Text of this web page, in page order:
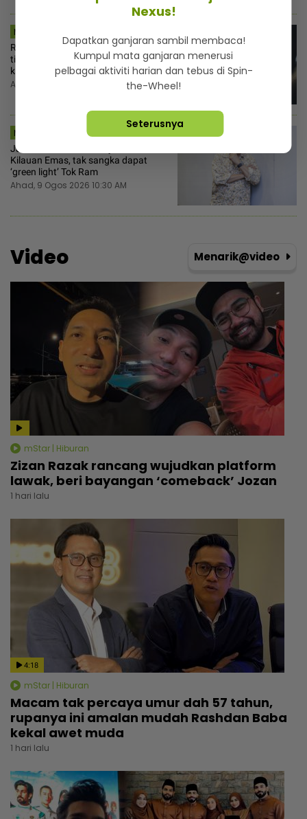
MSTAR | DUNIA
Remaja 14 tahun hamil anak bapa
tiri! Ibu terduduk doktor sahkan usia
kandungan sudah 7 bulan
Ahad, 9 Ogos 2026 10:53 AM
MSTAR | HIBURAN
Jalaluddin Hassan teruja sertai
Kilauan Emas, tak sangka dapat
‘green light’ Tok Ram
Ahad, 9 Ogos 2026 10:30 AM
Video Menarik@video
mStar | Hiburan
Zizan Razak rancang wujudkan platform
lawak, beri bayangan ‘comeback’ Jozan
1 hari lalu
4:18
mStar | Hiburan
Macam tak percaya umur dah 57 tahun,
rupanya ini amalan mudah Rashdan Baba
kekal awet muda
1 hari lalu
Nexus!
Dapatkan ganjaran sambil membaca!
Kumpul mata ganjaran menerusi
pelbagai aktiviti harian dan tebus di Spin-
the-Wheel!
Seterusnya